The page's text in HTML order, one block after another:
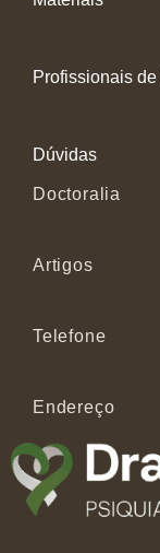
Profissionais
Dúvidas
Doctoralia
Artigos
Telefone
Endereço